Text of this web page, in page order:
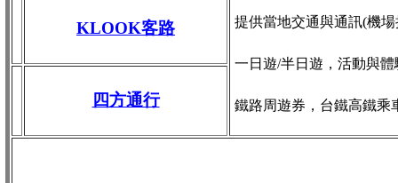
提供當地交通與通訊(機
一日遊/半日遊，活動與
鐵路周遊券，台鐵高鐵乘
KLOOK客路
四方通行